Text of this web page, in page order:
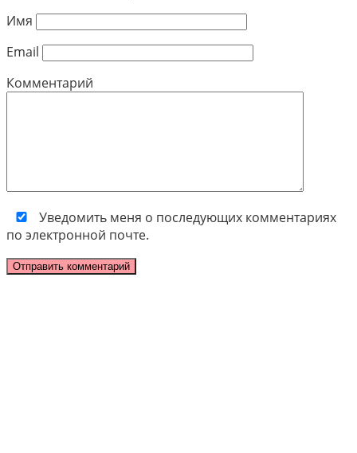
Имя
Email
Комментарий
Уведомить меня о последующих комментариях
по электронной почте.